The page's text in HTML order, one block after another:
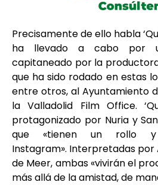
Precisamente de ello habla
ha llevado a cabo por
capitaneado por la
que ha sido rodado en estas
entre otros, al Ayuntamiento
la Valladolid Film Office.
protagonizado por Nuria y
que «tienen un rollo
Instagram». Interpretadas por
de Meer, ambas «vivirán el
más allá de la amistad, de